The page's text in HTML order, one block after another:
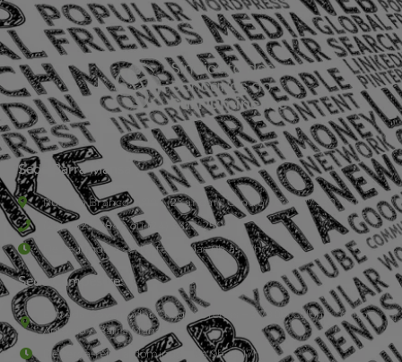
Sede Barra Mansa
Rua Rio Branco, nº107 (2º andar), Centro - Cep: 27.330-030
(24) 3323-2848 ou (24) 3323-2500
De segunda à sexta-feira , das 9h às 17h.
Sede Campestre:
Estrada Governador Chagas Freitas – 3.780 – Colônia Santo
Antônio – Barra Mansa
De terça-feira a domingo, das 9h às 17h